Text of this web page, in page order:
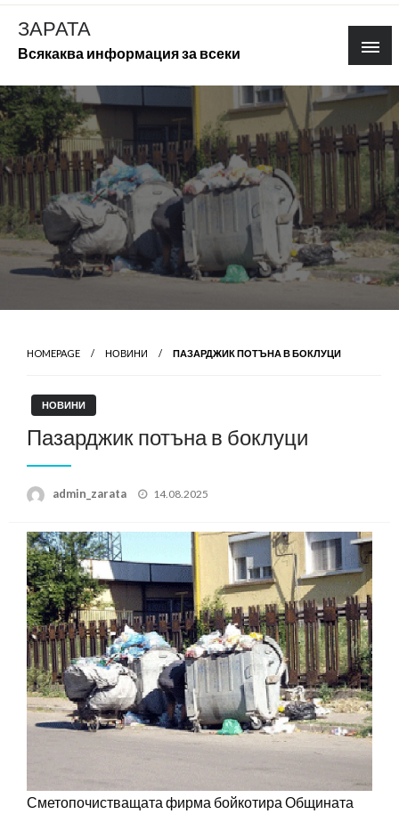
Skip
content
ЗАРАТА
Всякаква информация за всеки
HOMEPAGE НОВИНИ ПАЗАРДЖИК ПОТЪНА В БОКЛУЦИ
НОВИНИ
Пазарджик потъна в боклуци
admin_zarata
Posted
14.08.2025
Сметопочистващата фирма бойкотира Общината